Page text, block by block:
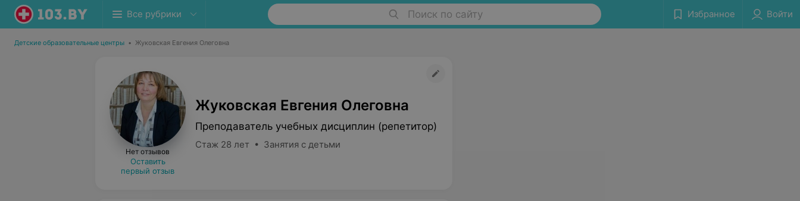
Все рубрики Поиск по сайту Избранное Войти
Детские образовательные центры • Жуковская Евгения Олеговна
Нет отзывов
Оставить
первый отзыв
Жуковская Евгения Олеговна
Преподаватель учебных дисциплин (репетитор)
Стаж 28 лет • Занятия с детьми